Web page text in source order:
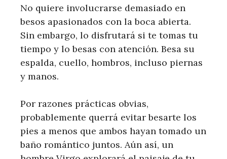
No quiere involucrarse demasiado en
besos apasionados con la boca abierta.
Sin embargo, lo disfrutará si te tomas tu
tiempo y lo besas con atención. Besa su
espalda, cuello, hombros, incluso piernas
y manos.
Por razones prácticas obvias,
probablemente querrá evitar besarte los
pies a menos que ambos hayan tomado un
baño romántico juntos. Aún así, un